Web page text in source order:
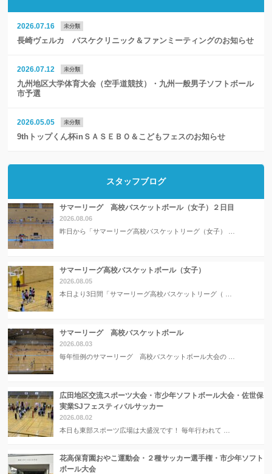
2026.07.16 未分類
長崎ヴェルカ バスケクリニック＆ファンミーティングのお知らせ
2026.07.12 未分類
九州地区大学体育大会（空手道競技）・九州一般男子ソフトボール
市予選
2026.05.05 未分類
9thトップくん杯inＳＡＳＥＢＯ＆こどもフェスのお知らせ
スタッフブログ
サマーリーグ 高校バスケットボール（女子）２日目
2026.08.06
昨日から「サマーリーグ高校バスケットリーグ（女子） …
サマーリーグ高校バスケットボール（女子）
2026.08.05
本日より3日間「サマーリーグ高校バスケットリーグ（ …
サマーリーグ 高校バスケットボール
2026.08.03
毎年恒例のサマーリーグ 高校バスケットボール大会の …
広田地区交流スポーツ大会・市少年ソフトボール大会・佐世保
実業SJフェスティバルサッカー
2026.08.02
本日も東部スポーツ広場は大盛況です！ 毎年行われて …
花高保育園おやこ運動会・２種サッカー選手権・市少年ソフト
ボール大会